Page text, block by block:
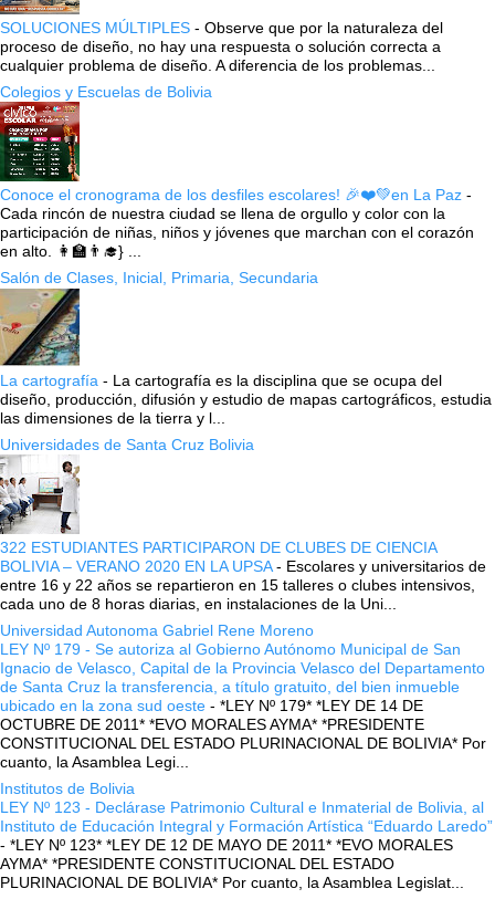
SOLUCIONES MÚLTIPLES - Observe que por la naturaleza del
proceso de diseño, no hay una respuesta o solución correcta a
cualquier problema de diseño. A diferencia de los problemas...
Colegios y Escuelas de Bolivia
Conoce el cronograma de los desfiles escolares! 🎉❤️💚en La Paz -
Cada rincón de nuestra ciudad se llena de orgullo y color con la
participación de niñas, niños y jóvenes que marchan con el corazón
en alto. 👩‍🏫👨‍🎓} ...
Salón de Clases, Inicial, Primaria, Secundaria
La cartografía - La cartografía es la disciplina que se ocupa del
diseño, producción, difusión y estudio de mapas cartográficos, estudia
las dimensiones de la tierra y l...
Universidades de Santa Cruz Bolivia
322 ESTUDIANTES PARTICIPARON DE CLUBES DE CIENCIA
BOLIVIA – VERANO 2020 EN LA UPSA- Escolares y universitarios de
entre 16 y 22 años se repartieron en 15 talleres o clubes intensivos,
cada uno de 8 horas diarias, en instalaciones de la Uni...
Universidad Autonoma Gabriel Rene Moreno
LEY Nº 179 - Se autoriza al Gobierno Autónomo Municipal de San
Ignacio de Velasco, Capital de la Provincia Velasco del Departamento
de Santa Cruz la transferencia, a título gratuito, del bien inmueble
ubicado en la zona sud oeste - *LEY Nº 179* *LEY DE 14 DE
OCTUBRE DE 2011* *EVO MORALES AYMA* *PRESIDENTE
CONSTITUCIONAL DEL ESTADO PLURINACIONAL DE BOLIVIA* Por
cuanto, la Asamblea Legi...
Institutos de Bolivia
LEY Nº 123 - Declárase Patrimonio Cultural e Inmaterial de Bolivia, al
Instituto de Educación Integral y Formación Artística “Eduardo Laredo”
- *LEY Nº 123* *LEY DE 12 DE MAYO DE 2011* *EVO MORALES
AYMA* *PRESIDENTE CONSTITUCIONAL DEL ESTADO
PLURINACIONAL DE BOLIVIA* Por cuanto, la Asamblea Legislat...